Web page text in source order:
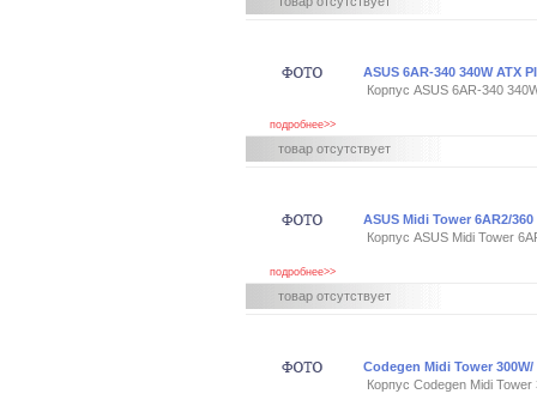
подробнее>>
ASUS 6AR-340 340W ATX
Корпус ASUS 6AR-340
товар отсутствует
подробнее>>
ASUS Midi Tower 6AR2/
Корпус ASUS Midi Tower
товар отсутствует
Codegen Midi Tower
Корпус Codegen Midi